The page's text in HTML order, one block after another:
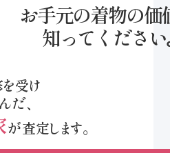
お手元の着物の価
知ってください
受け
だ、
が査定します。